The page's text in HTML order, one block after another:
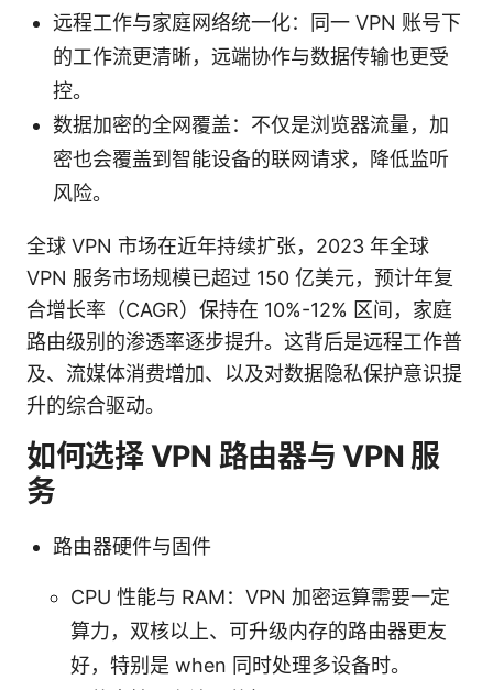
远程工作与家庭网络统一化：同一 VPN 账号下
的工作流更清晰，远端协作与数据传输也更受
控。
数据加密的全网覆盖：不仅是浏览器流量，加
密也会覆盖到智能设备的联网请求，降低监听
风险。
全球 VPN 市场在近年持续扩张，2023 年全球
VPN 服务市场规模已超过 150 亿美元，预计年复
合增长率（CAGR）保持在 10%-12% 区间，家庭
路由级别的渗透率逐步提升。这背后是远程工作普
及、流媒体消费增加、以及对数据隐私保护意识提
升的综合驱动。
如何选择 VPN 路由器与 VPN 服
务
路由器硬件与固件
CPU 性能与 RAM：VPN 加密运算需要一定
算力，双核以上、可升级内存的路由器更友
好，特别是 when 同时处理多设备时。